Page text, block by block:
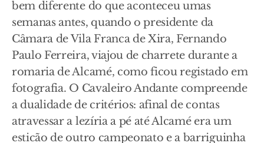
bem diferente do que aconteceu umas
semanas antes, quando o presidente da
Câmara de Vila Franca de Xira, Fernando
Paulo Ferreira, viajou de charrete durante a
romaria de Alcamé, como ficou registado em
fotografia. O Cavaleiro Andante compreende
a dualidade de critérios: afinal de contas
atravessar a lezíria a pé até Alcamé era um
esticão de outro campeonato e a barriguinha